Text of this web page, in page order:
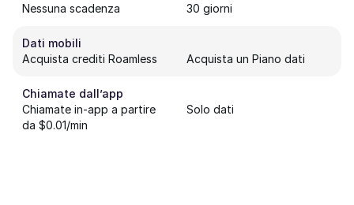
Nessuna scadenza
30 giorni
Dati mobili
Acquista crediti Roamless
Acquista un Piano dati
Chiamate dall’app
Chiamate in-app a partire
da $0.01/min
Solo dati